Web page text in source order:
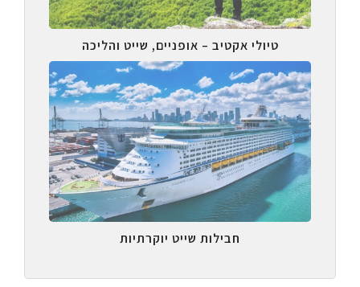
טיולי אקטיב – אופניים, שייט והליכה
חבילות שייט יוקרתיות